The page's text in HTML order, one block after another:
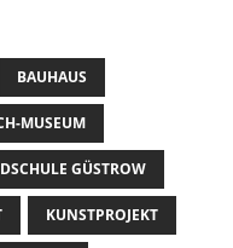
BAUHAUS
MUSEUM
GÜSTROW
KUNSTPROJEKT